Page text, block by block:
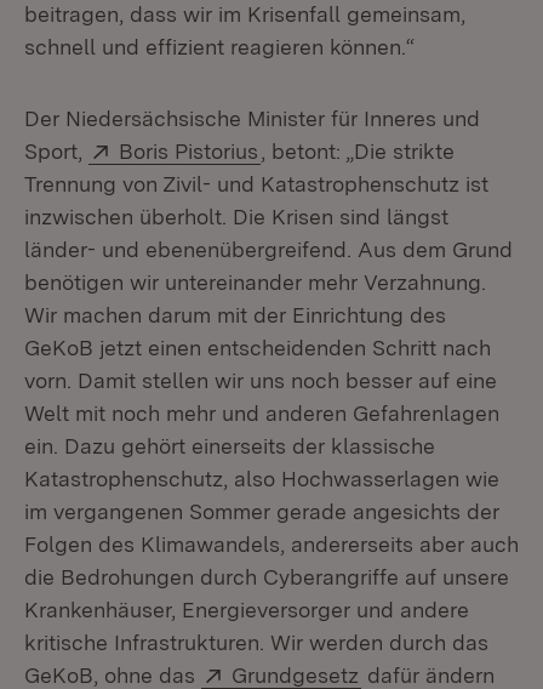
beitragen, dass wir im Krisenfall gemeinsam,
schnell und effizient reagieren können.“
Der Niedersächsische Minister für Inneres und
Sport,
Extern:
Boris Pistorius (Öffnet in neuem Fenster)
, betont: „Die strikte
Trennung von Zivil- und Katastrophenschutz ist
inzwischen überholt. Die Krisen sind längst
länder- und ebenenübergreifend. Aus dem Grund
benötigen wir untereinander mehr Verzahnung.
Wir machen darum mit der Einrichtung des
GeKoB jetzt einen entscheidenden Schritt nach
vorn. Damit stellen wir uns noch besser auf eine
Welt mit noch mehr und anderen Gefahrenlagen
ein. Dazu gehört einerseits der klassische
Katastrophenschutz, also Hochwasserlagen wie
im vergangenen Sommer gerade angesichts der
Folgen des Klimawandels, andererseits aber auch
die Bedrohungen durch Cyberangriffe auf unsere
Krankenhäuser, Energieversorger und andere
kritische Infrastrukturen. Wir werden durch das
GeKoB, ohne das
Extern:
Grundgesetz (Öffnet in neuem
dafür ändern